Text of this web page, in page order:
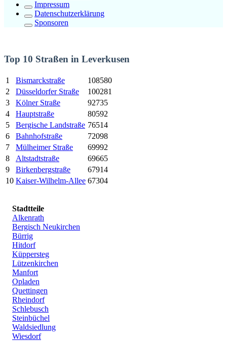
Impressum
Datenschutzerklärung
Sponsoren
Top 10 Straßen in Leverkusen
1 Bismarckstraße
108580
2
Düsseldorfer Straße
100281
3
Kölner Straße
92735
4
Hauptstraße
80592
5
Bergische Landstraße 76514
6
Bahnhofstraße
72098
7
Mülheimer Straße
69992
8
Altstadtstraße
69665
9
Birkenbergstraße
67914
10 Kaiser-Wilhelm-Allee 67304
Stadtteile
Alkenrath
Bergisch Neukirchen
Bürrig
Hitdorf
Küppersteg
Lützenkirchen
Manfort
Opladen
Quettingen
Rheindorf
Schlebusch
Steinbüchel
Waldsiedlung
Wiesdorf